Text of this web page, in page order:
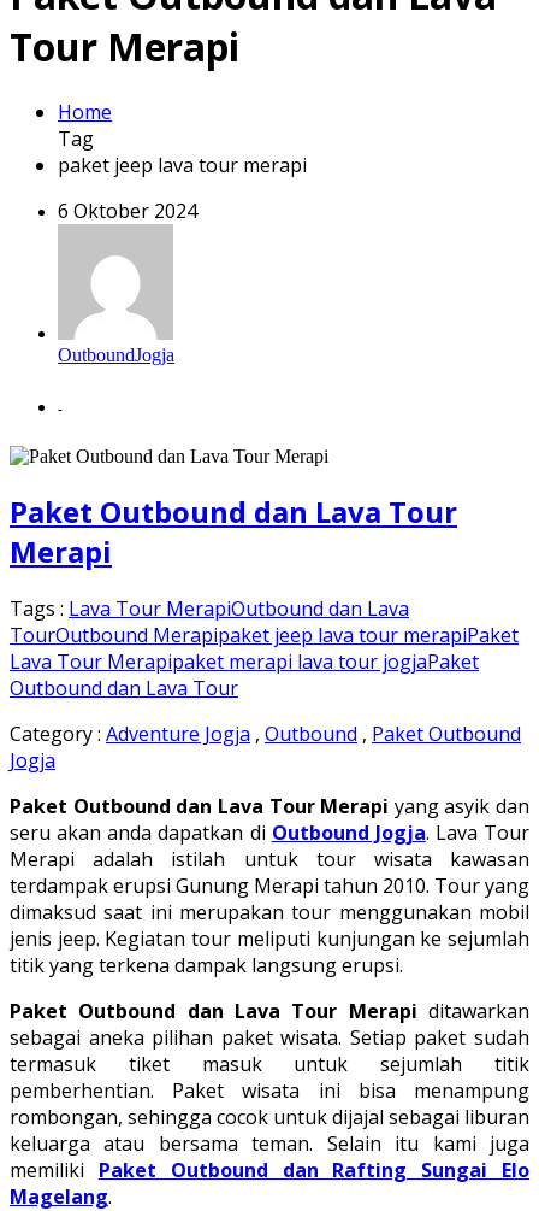
Tour Merapi
Home
Tag
paket jeep lava tour merapi
6 Oktober 2024
OutboundJogja
-
Paket Outbound dan Lava Tour
Merapi
Tags : Lava Tour MerapiOutbound dan Lava
TourOutbound Merapipaket jeep lava tour merapiPaket
Lava Tour Merapipaket merapi lava tour jogjaPaket
Outbound dan Lava Tour
Category : Adventure Jogja , Outbound , Paket Outbound
Jogja
Paket Outbound dan Lava Tour Merapi yang asyik dan
seru akan anda dapatkan di Outbound Jogja. Lava Tour
Merapi adalah istilah untuk tour wisata kawasan
terdampak erupsi Gunung Merapi tahun 2010. Tour yang
dimaksud saat ini merupakan tour menggunakan mobil
jenis jeep. Kegiatan tour meliputi kunjungan ke sejumlah
titik yang terkena dampak langsung erupsi.
Paket Outbound dan Lava Tour Merapi ditawarkan
sebagai aneka pilihan paket wisata. Setiap paket sudah
termasuk tiket masuk untuk sejumlah titik
pemberhentian. Paket wisata ini bisa menampung
rombongan, sehingga cocok untuk dijajal sebagai liburan
keluarga atau bersama teman. Selain itu kami juga
memiliki Paket Outbound dan Rafting Sungai Elo
Magelang.